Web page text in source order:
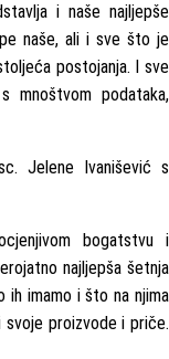
i naše najljepše
naše, ali i sve što je
postojanja. I sve
podataka,
Jelene Ivanišević s
bogatstvu i
najljepša šetnja
ih imamo i što na njima
proizvode i priče.